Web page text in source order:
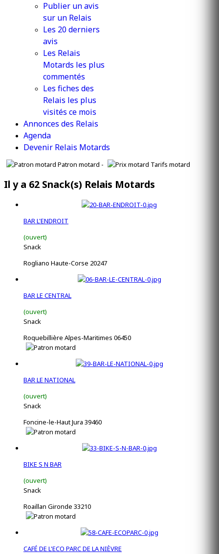
Publier un avis
sur un Relais
Les 20 derniers
avis
Les Relais
Motards les plus
commentés
Les fiches des
Relais les plus
visités ce mois
Annonces des Relais
Agenda
Devenir Relais Motards
Patron motard - Tarifs motard
Il y a 62 Snack(s) Relais Motards
BAR L'ENDROIT
(ouvert)
Snack
Rogliano Haute-Corse 20247
BAR LE CENTRAL
(ouvert)
Snack
Roquebillière Alpes-Maritimes 06450
BAR LE NATIONAL
(ouvert)
Snack
Foncine-le-Haut Jura 39460
BIKE S N BAR
(ouvert)
Snack
Roaillan Gironde 33210
CAFÉ DE L'ECO PARC DE LA NIÈVRE